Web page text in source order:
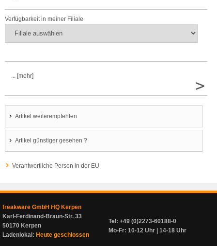
Verfügbarkeit in meiner Filiale
... [mehr]
>
Artikel weiterempfehlen
Artikel günstiger gesehen ?
Verantwortliche Person in der EU
freakware GmbH HQ Kerpen
Karl-Ferdinand-Braun-Str. 33
50170 Kerpen
Ladenlokal: Heute geschlossen
Tel: +49 (0)2273-60188-0
Mo-Fr: 10-12 Uhr | 14-18 Uhr